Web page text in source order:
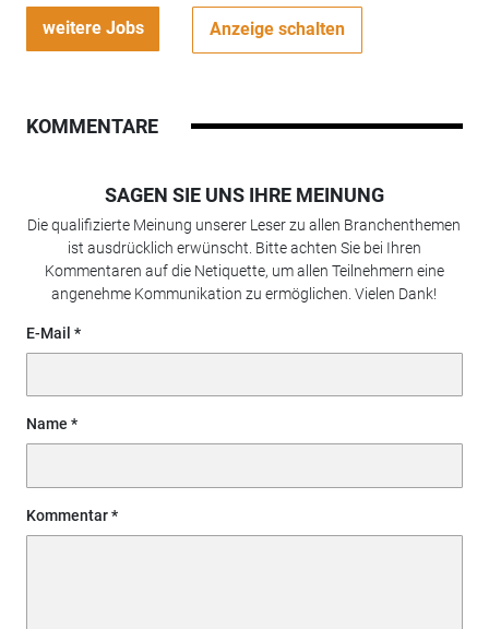
weitere Jobs Anzeige schalten
KOMMENTARE
SAGEN SIE UNS IHRE MEINUNG
Die qualifizierte Meinung unserer Leser zu allen Branchenthemen
ist ausdrücklich erwünscht. Bitte achten Sie bei Ihren
Kommentaren auf die Netiquette, um allen Teilnehmern eine
angenehme Kommunikation zu ermöglichen. Vielen Dank!
E-Mail
Name
Kommentar